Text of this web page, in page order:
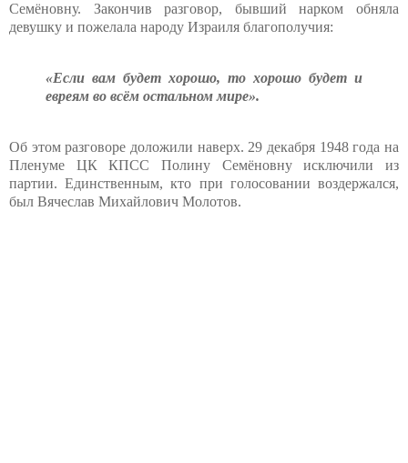
Семёновну. Закончив разговор, бывший нарком обняла
девушку и пожелала народу Израиля благополучия:
«Если вам будет хорошо, то хорошо будет и
евреям во всём остальном мире».
Об этом разговоре доложили наверх. 29 декабря 1948 года на
Пленуме ЦК КПСС Полину Семёновну исключили из
партии. Единственным, кто при голосовании воздержался,
был Вячеслав Михайлович Молотов.